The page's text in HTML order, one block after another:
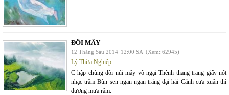
ĐỒI MÂY
12 Tháng Sáu 2014 12:00 SA (Xem: 62945)
Lý Thừa Nghiệp
C hập chùng đồi núi mây vô ngại Thênh thang trang giấy nốt
nhạc trầm Bùn sen ngan ngan trăng đại hải Cánh cửa xuân thì
đương mưa râm.